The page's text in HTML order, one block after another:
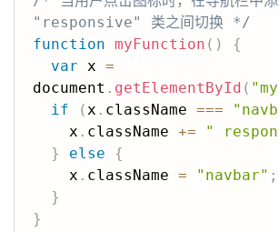
"responsive" 类之间切换 */
function myFunction ( )
{
var x =
document . getElementById (
if
(x . className ===
    x
. className += "
}
else
{
    x
. className = "navbar" ;
}
}